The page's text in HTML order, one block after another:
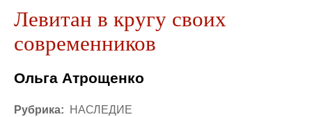
Левитан в кругу своих
современников
Ольга Атрощенко
Рубрика:
НАСЛЕДИЕ